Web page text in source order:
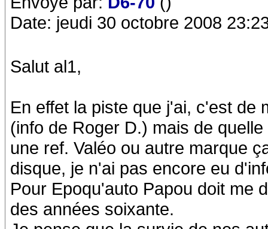
Date: jeudi 30 octobre 2008
Salut al1,
En effet la piste que j'ai, c'est de
(info de Roger D.) mais de
une ref. Valéo ou autre marque
disque, je n'ai pas encore eu
Pour Epoqu'auto Papou doit me
des années soixante.